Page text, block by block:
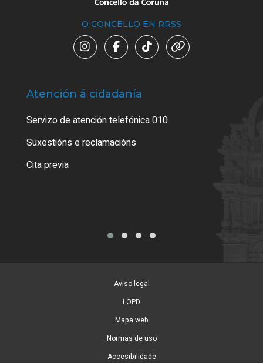
O CONCELLO EN RRSS
Atención á cidadanía
Servizo de atención telefónica 010
Suxestións e reclamacións
Cita previa
Aviso legal
LOPD
Mapa web
Normas de uso
Accesibilidade